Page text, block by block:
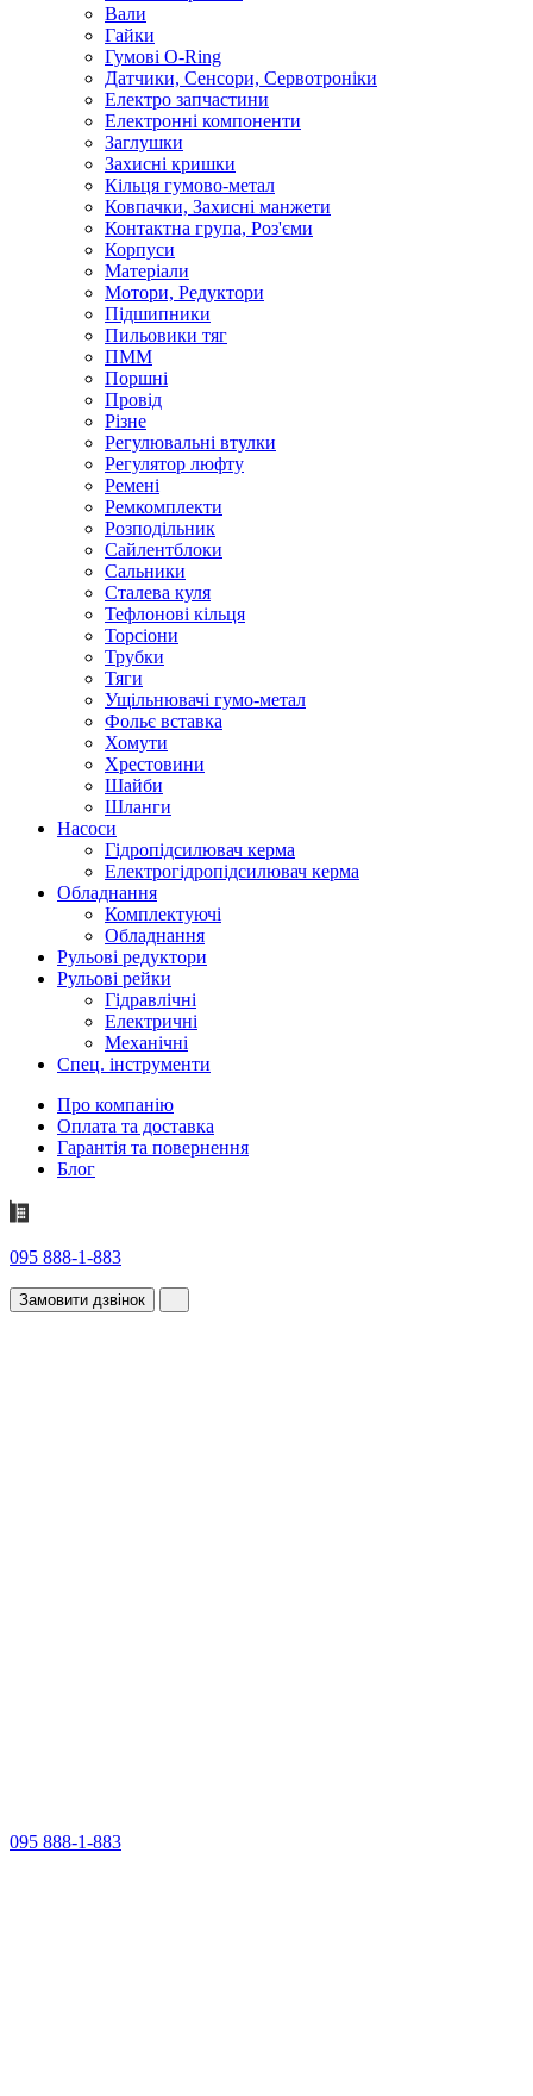
Вали
Гайки
Гумові O-Ring
Датчики, Сенсори, Сервотроніки
Електро запчастини
Електронні компоненти
Заглушки
Захисні кришки
Кільця гумово-метал
Ковпачки, Захисні манжети
Контактна група, Роз'єми
Корпуси
Матеріали
Мотори, Редуктори
Підшипники
Пильовики тяг
ПММ
Поршні
Провід
Різне
Регулювальні втулки
Регулятор люфту
Ремені
Ремкомплекти
Розподільник
Сайлентблоки
Сальники
Сталева куля
Тефлонові кільця
Торсіони
Трубки
Тяги
Ущільнювачі гумо-метал
Фольє вставка
Хомути
Хрестовини
Шайби
Шланги
Насоси
Гідропідсилювач керма
Електрогідропідсилювач керма
Обладнання
Комплектуючі
Обладнання
Рульові редуктори
Рульові рейки
Гідравлічні
Електричні
Механічні
Спец. інструменти
Про компанію
Оплата та доставка
Гарантія та повернення
Блог
095 888-1-883
Замовити дзвінок
095 888-1-883